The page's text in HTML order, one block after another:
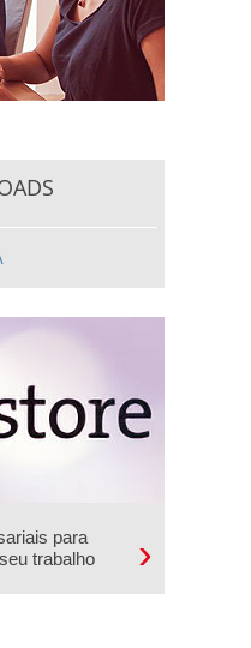
para
trabalho